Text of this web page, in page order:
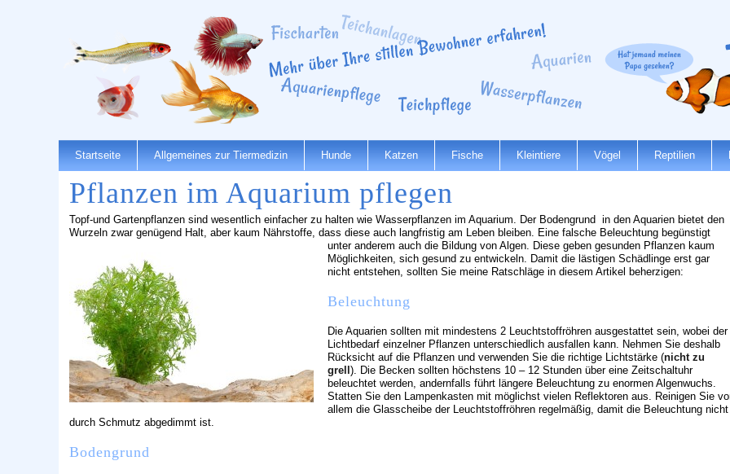
Startseite Allgemeines zur Tiermedizin Hunde Katzen Fische Kleintiere Vögel Reptilien
Pflanzen im Aquarium pflegen
Topf-und Gartenpflanzen sind wesentlich einfacher zu halten wie Wasserpflanzen im Aquarium. Der Bodengrund in den Aquarien bietet den
Wurzeln zwar genügend Halt, aber kaum Nährstoffe, dass diese auch langfristig am Leben bleiben. Eine falsche Beleuchtung begünstigt
unter anderem auch die Bildung von Algen. Diese geben gesunden Pflanzen kaum
Möglichkeiten, sich gesund zu entwickeln. Damit die lästigen Schädlinge erst gar
nicht entstehen, sollten Sie meine Ratschläge in diesem Artikel beherzigen:
Beleuchtung
Die Aquarien sollten mit mindestens 2 Leuchtstoffröhren ausgestattet sein, wobei der
Lichtbedarf einzelner Pflanzen unterschiedlich ausfallen kann. Nehmen Sie deshalb
Rücksicht auf die Pflanzen und verwenden Sie die richtige Lichtstärke (nicht zu
grell). Die Becken sollten höchstens 10 – 12 Stunden über eine Zeitschaltuhr
beleuchtet werden, andernfalls führt längere Beleuchtung zu enormen Algenwuchs.
Statten Sie den Lampenkasten mit möglichst vielen Reflektoren aus. Reinigen Sie
allem die Glasscheibe der Leuchtstoffröhren regelmäßig, damit die Beleuchtung nicht
durch Schmutz abgedimmt ist.
Bodengrund